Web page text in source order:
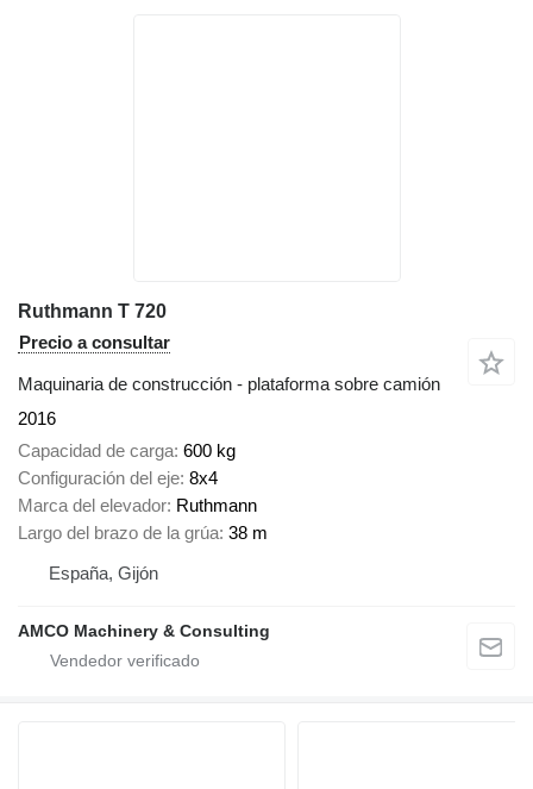
Ruthmann T 720
Precio a consultar
Maquinaria de construcción - plataforma sobre camión
2016
Capacidad de carga 600 kg
Configuración del eje 8x4
Marca del elevador Ruthmann
Largo del brazo de la grúa 38 m
España, Gijón
AMCO Machinery & Consulting